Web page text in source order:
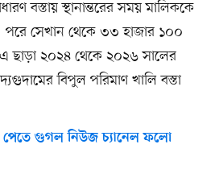
বস্তায় স্থানান্তরের সময় মালিককে
সেখান থেকে ৩৩ হাজার ১০০
ছাড়া ২০২৪ থেকে ২০২৬ সালের
বিপুল পরিমাণ খালি বস্তা
গুগল নিউজ চ্যানেল ফলো